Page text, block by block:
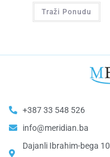
Traži Ponudu
+387 33 548 526
info@meridian.ba
Dajanli Ibrahim-bega